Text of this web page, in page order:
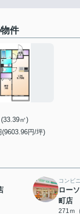
件
㎡)
(9603.96円/坪)
コンビ
ロー
町店
271ｍ